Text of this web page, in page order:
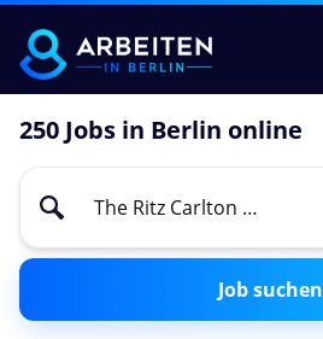
250 Jobs in Berlin online
Job suchen